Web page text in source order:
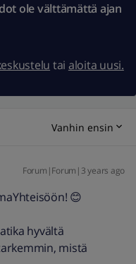
ole välttämättä ajan
tai aloita uusi.
Vanhin ensin
Forum|Forum|3 years ago
😊
hyvältä
mistä